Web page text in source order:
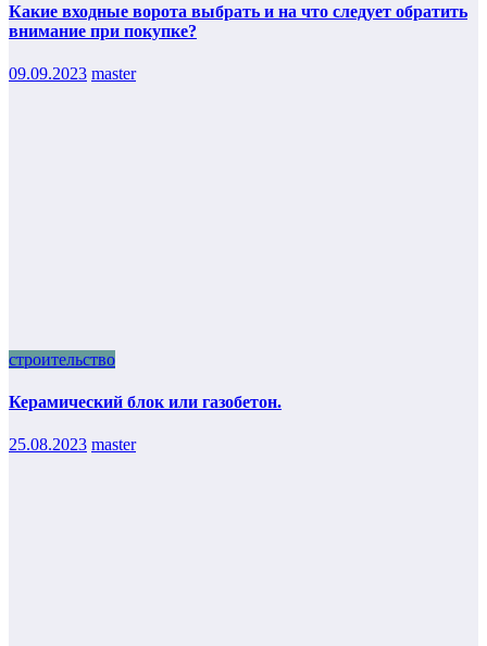
Какие входные ворота выбрать и на что следует обратить
внимание при покупке?
09.09.2023 master
строительство
Керамический блок или газобетон.
25.08.2023 master